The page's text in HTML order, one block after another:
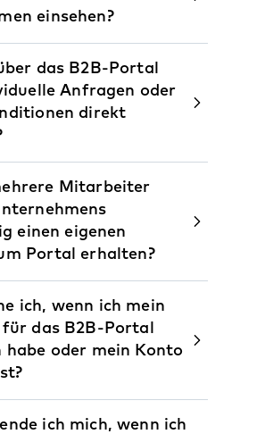
einsehen?
das B2B-Portal
Anfragen oder
direkt
Mitarbeiter
einen eigenen
Portal erhalten?
ich, wenn ich mein
das B2B-Portal
habe oder mein Konto
ich mich, wenn ich